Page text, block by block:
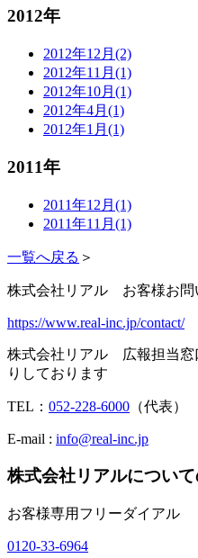
2012年
2012年12月(2)
2012年11月(1)
2012年10月(1)
2012年4月(1)
2012年1月(1)
2011年
2011年12月(1)
2011年11月(1)
一覧へ戻る ＞
株式会社リアル お客様お問
https://www.real-inc.jp/contact/
株式会社リアル 広報担当
りしております
TEL： 052-228-6000 （代表）
E-mail : info@real-inc.jp
株式会社リアルについ
お客様専用フリーダイアル
0120-33-6964